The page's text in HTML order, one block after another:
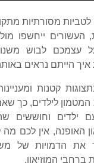
מסורתיות
העשורים ייחשפו
עצמכם לבוש
הייתם נראים
קטנות
לילדים, כך
ילדים וחוששים
האופנה, אין לכם מה
את הדמויות של
ברחבי המוזיאון.